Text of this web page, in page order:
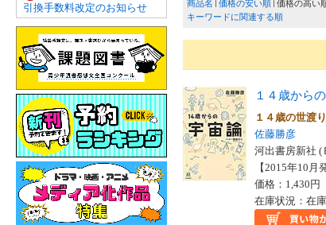
引換手数料改定のお知らせ
商品名
価格の安い順 価格の高い
キーワードに関連する順
１４歳から
１４歳の世渡
佐藤勝彦
河出書房新社 (
【2015年10
価格：1,430円
在庫状況：在